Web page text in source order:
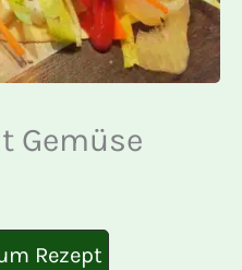
Gemüse
Rezept